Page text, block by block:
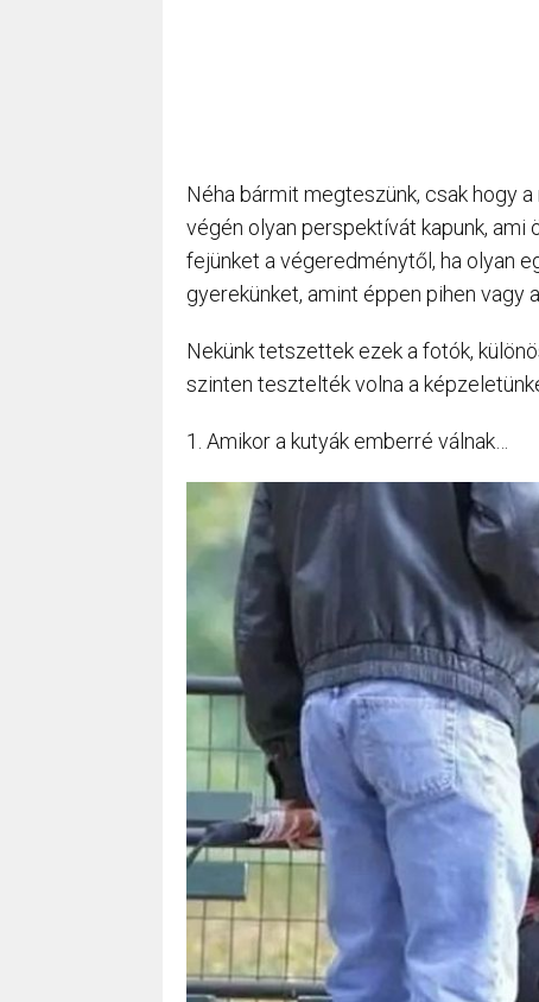
Néha bármit megteszünk, csak hogy
végén olyan perspektívát kapunk, ami
fejünket a végeredménytől, ha olyan
gyerekünket, amint éppen pihen vagy
Nekünk tetszettek ezek a fotók,
szinten tesztelték volna a
1. Amikor a kutyák emberré válnak…